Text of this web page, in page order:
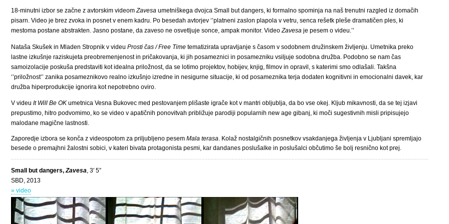
18-minutni izbor se začne z avtorskim videomZavesa umetniškega dvojca Small but dangers, ki formalno spominja na naš trenutni razgled iz domačih
pisarn. Video je brez zvoka in posnet v enem kadru. Po besedah avtorjev ‘’platneni zaslon plapola v vetru, senca rešetk pleše dramatičen ples, ki
mestoma postane abstrakten. Jasno postane, da zaveso ne osvetljuje sonce, ampak monitor. VideoZavesa je pesem o videu.’’
Nataša Skušek in Mladen Stropnik v videuProsti čas / Free Time tematizirata upravljanje s časom v sodobnem družinskem življenju. Umetnika preko
lastne izkušnje raziskujeta preobremenjenost in pričakovanja, ki jih posameznici in posamezniku vsiljuje sodobna družba. Podobno se nam čas
samoizolacije poskuša predstaviti kot idealna priložnost, da se lotimo projektov, hobijev, knjig, filmov in opravil, s katerimi smo odlašali. Takšna
‘’priložnost’’ zanika posameznikovo realno izkušnjo izredne in nesigurne situacije, ki od posameznika terja dodaten kognitivni in emocionalni davek, kar
družba hiperprodukcije ignorira kot nepotrebno oviro.
V videuIt Will Be OK umetnica Vesna Bukovec med pestovanjem plišaste igrače kot v mantri obljublja, da bo vse okej. Kljub mikavnosti, da se tej izjavi
prepustimo, hitro podvomimo, ko se video v apatičnih ponovitvah približuje parodiji popularnih new age gibanj, ki moči sugestivnih misli pripisujejo
malodane magične lastnosti.
Zaporedje izbora se konča z videospotom za priljubljeno pesemMala terasa. Kolaž nostalgičnih posnetkov vsakdanjega življenja v Ljubljani spremljajo
besede o premajhni žalostni sobici, v kateri bivata protagonista pesmi, kar dandanes poslušalke in poslušalci občutimo še bolj resnično kot prej.
Small but dangers,Zavesa, 3′ 5”
SBD, 2013
» video